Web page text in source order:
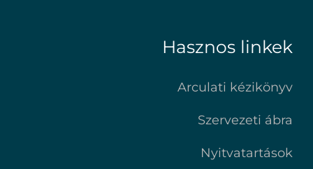
Hasznos linkek
Arculati kézikönyv
Szervezeti ábra
Nyitvatartások